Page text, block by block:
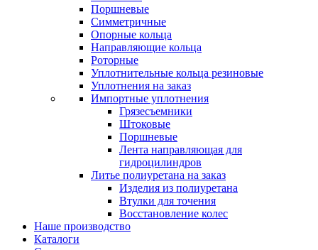
Поршневые
Симметричные
Опорные кольца
Направляющие кольца
Роторные
Уплотнительные кольца резиновые
Уплотнения на заказ
Импортные уплотнения
Грязесъемники
Штоковые
Поршневые
Лента направляющая для
гидроцилиндров
Литье полиуретана на заказ
Изделия из полиуретана
Втулки для точения
Восстановление колес
Наше производство
Каталоги